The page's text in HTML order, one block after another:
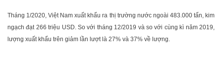
Tháng 1/2020, Việt Nam xuất khẩu ra thị trường nước ngoài 483.000 tấn, kim
ngạch đạt 266 triệu USD. So với tháng 12/2019 và so với cùng kì năm 2019,
lượng xuất khẩu trên giảm lần lượt là 27% và 37% về lượng.